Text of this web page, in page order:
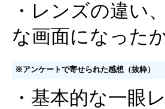
・レンズの違い
な画面になった
※アンケートで寄せられた感想（抜粋）
・基本的な一眼